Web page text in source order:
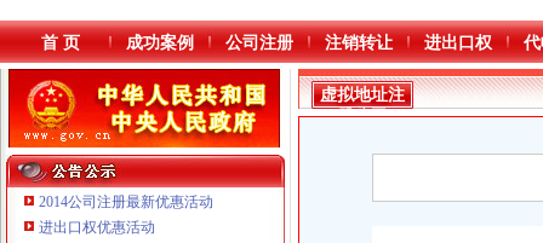
首 页 成功案例 公司注册 注销转让 进出口权
2014公司注册最新优惠活动
进出口权优惠活动
虚拟地址注
册公司